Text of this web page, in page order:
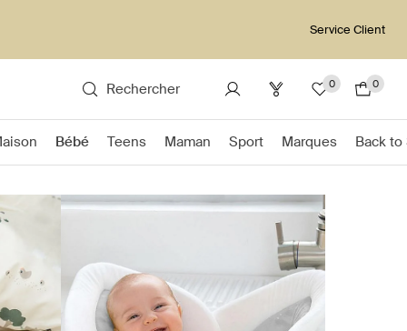
Service Client
Rechercher 0 0
Bébé Teens Maman Sport Marques Back